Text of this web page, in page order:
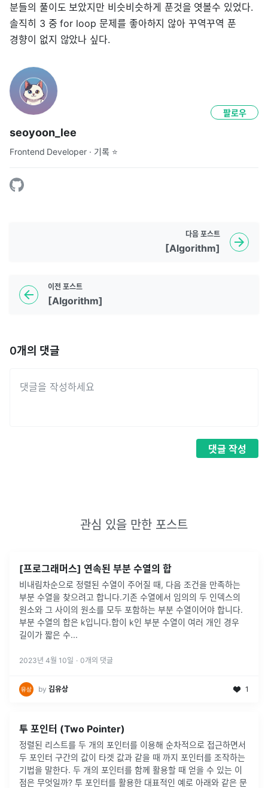
분들의 풀이도 보았지만 비슷비슷하게 푼것을 엿볼수 있었다.
솔직히 3 중 for loop 문제를 좋아하지 않아 꾸역꾸역 푼
경향이 없지 않았나 싶다.
seoyoon_lee
Frontend Developer · 기록 ⭐
팔로우
이전 포스트
[Algorithm]
다음 포스트
[Algorithm]
0개의 댓글
댓글 작성
관심 있을 만한 포스트
[프로그래머스] 연속된 부분 수열의 합
비내림차순으로 정렬된 수열이 주어질 때, 다음 조건을 만족하는
부분 수열을 찾으려고 합니다.기존 수열에서 임의의 두 인덱스의
원소와 그 사이의 원소를 모두 포함하는 부분 수열이어야 합니다.
부분 수열의 합은 k입니다.합이 k인 부분 수열이 여러 개인 경우
길이가 짧은 수...
2023년 4월 10일 · 0개의 댓글
by 김유상 1
투 포인터 (Two Pointer)
정렬된 리스트를 두 개의 포인터를 이용해 순차적으로 접근하면서
두 포인터 구간의 값이 타겟 값과 같을 때 까지 포인터를 조작하는
기법을 말한다. 두 개의 포인터를 함께 활용할 때 얻을 수 있는 이
점은 무엇일까? 투 포인터를 활용한 대표적인 예로 아래와 같은 문